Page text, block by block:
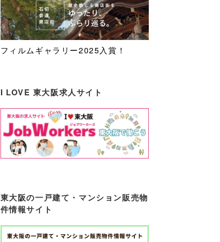
フィルムギャラリー2025入賞！
I LOVE 東大阪求人サイト
東大阪の一戸建て・マンション販売物
件情報サイト